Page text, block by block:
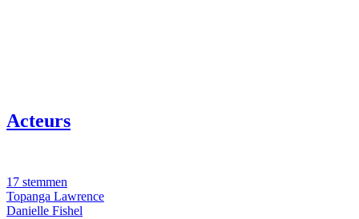
Acteurs
17 stemmen
Topanga Lawrence
Danielle Fishel